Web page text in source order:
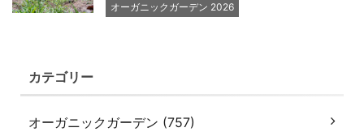
オーガニックガーデン 2026
カテゴリー
オーガニックガーデン (757)